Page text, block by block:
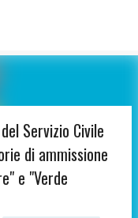
Servizio Civile
di ammissione
e "Verde